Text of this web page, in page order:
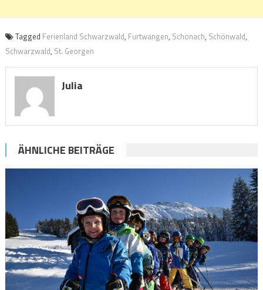
Tagged Ferienland Schwarzwald, Furtwangen, Schonach, Schönwald,
Schwarzwald, St. Georgen
Julia
ÄHNLICHE BEITRÄGE